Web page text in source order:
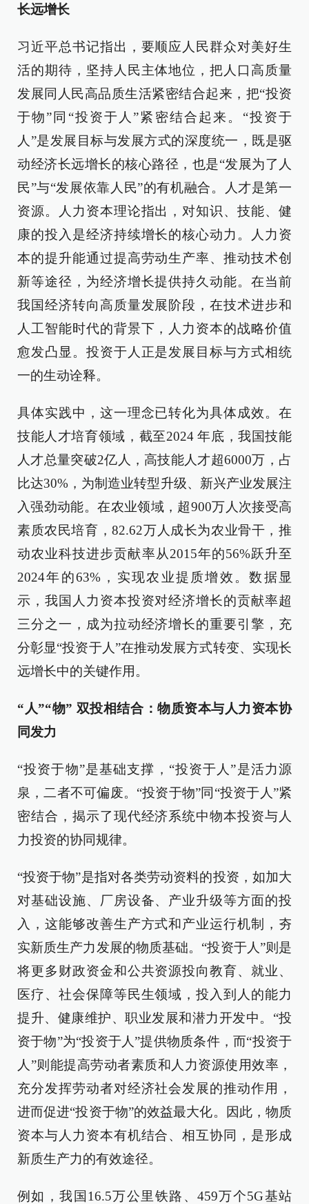
长远增长
习近平总书记指出，要顺应人民群众对美好生
活的期待，坚持人民主体地位，把人口高质量
发展同人民高品质生活紧密结合起来，把“投资
于物”同“投资于人”紧密结合起来。“投资于
人”是发展目标与发展方式的深度统一，既是驱
动经济长远增长的核心路径，也是“发展为了人
民”与“发展依靠人民”的有机融合。人才是第一
资源。人力资本理论指出，对知识、技能、健
康的投入是经济持续增长的核心动力。人力资
本的提升能通过提高劳动生产率、推动技术创
新等途径，为经济增长提供持久动能。在当前
我国经济转向高质量发展阶段，在技术进步和
人工智能时代的背景下，人力资本的战略价值
愈发凸显。投资于人正是发展目标与方式相统
一的生动诠释。
具体实践中，这一理念已转化为具体成效。在
技能人才培育领域，截至2024 年底，我国技能
人才总量突破2亿人，高技能人才超6000万，占
比达30%，为制造业转型升级、新兴产业发展注
入强劲动能。在农业领域，超900万人次接受高
素质农民培育，82.62万人成长为农业骨干，推
动农业科技进步贡献率从2015年的56%跃升至
2024年的63%，实现农业提质增效。数据显
示，我国人力资本投资对经济增长的贡献率超
三分之一，成为拉动经济增长的重要引擎，充
分彰显“投资于人”在推动发展方式转变、实现长
远增长中的关键作用。
“人”“物” 双投相结合：物质资本与人力资本协
同发力
“投资于物”是基础支撑，“投资于人”是活力源
泉，二者不可偏废。“投资于物”同“投资于人”紧
密结合，揭示了现代经济系统中物本投资与人
力投资的协同规律。
“投资于物”是指对各类劳动资料的投资，如加大
对基础设施、厂房设备、产业升级等方面的投
入，这能够改善生产方式和产业运行机制，夯
实新质生产力发展的物质基础。“投资于人”则是
将更多财政资金和公共资源投向教育、就业、
医疗、社会保障等民生领域，投入到人的能力
提升、健康维护、职业发展和潜力开发中。“投
资于物”为“投资于人”提供物质条件，而“投资于
人”则能提高劳动者素质和人力资源使用效率，
充分发挥劳动者对经济社会发展的推动作用，
进而促进“投资于物”的效益最大化。因此，物质
资本与人力资本有机结合、相互协同，是形成
新质生产力的有效途径。
例如，我国16.5万公里铁路、459万个5G基站